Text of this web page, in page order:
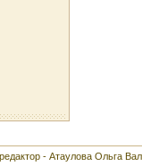
- Атаулова Ольга